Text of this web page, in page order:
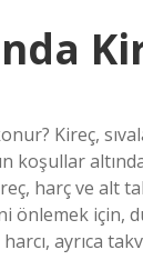
Kireç,
koşullar
harç ve alt
için,
ayrıca